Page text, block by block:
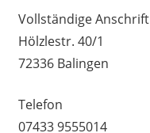
Vollständige Anschrift
Hölzlestr. 40/1
72336 Balingen
Telefon
07433 9555014